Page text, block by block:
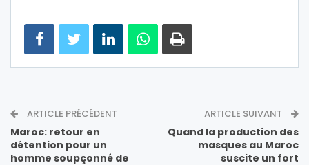
ARTICLE PRÉCÉDENT
Maroc: retour en
détention pour un
homme soupçonné de
ARTICLE SUIVANT
Quand la production des
masques au Maroc
suscite un fort